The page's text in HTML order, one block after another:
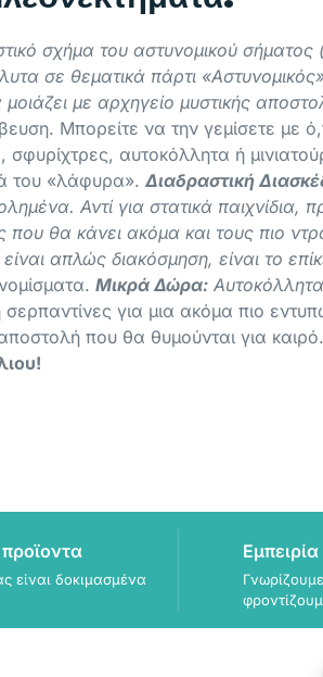
σχήμα του αστυνομικού
σε θεματικά πάρτι
με αρχηγείο μυστικής
Μπορείτε να την γεμίσετε με
σφυρίχτρες, αυτοκόλλητα ή
του «λάφυρα». Διαδραστική
Αντί για στατικά παιχνίδια,
που θα κάνει ακόμα και τους πιο
απλώς διακόσμηση, είναι το
Μικρά Δώρα:
για μια ακόμα πιο
που θα θυμούνται για καιρό.
είναι δοκιμασμένα
Εμπειρία